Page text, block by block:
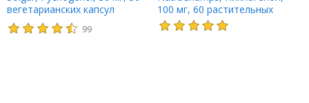
вегетарианских капсул
99
100 мг, 60 растительных
капсул, которые легко
глотать